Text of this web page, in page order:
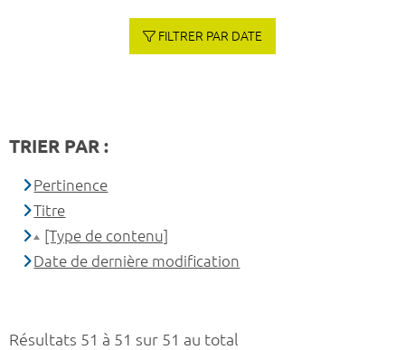
Résultats 51 à 51 sur 51 au total
FILTRER PAR DATE
TRIER PAR :
Pertinence
Titre
[Type de contenu]
Date de dernière modification